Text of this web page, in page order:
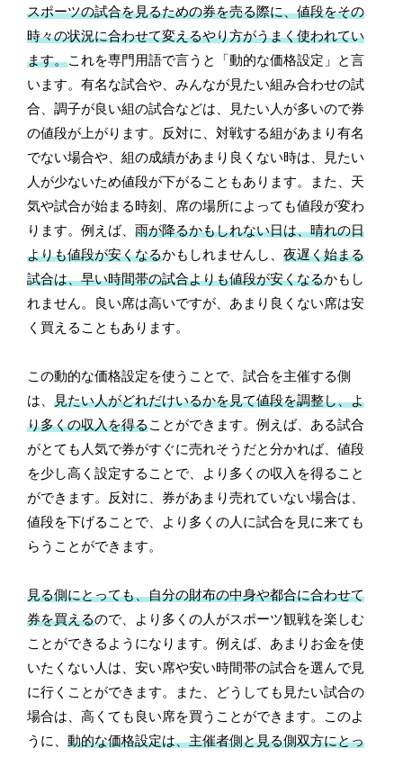
スポーツの試合を見るための券を売る際に、値段をその
時々の状況に合わせて変えるやり方がうまく使われてい
ます。これを専門用語で言うと「動的な価格設定」と言
います。有名な試合や、みんなが見たい組み合わせの試
合、調子が良い組の試合などは、見たい人が多いので券
の値段が上がります。反対に、対戦する組があまり有名
でない場合や、組の成績があまり良くない時は、見たい
人が少ないため値段が下がることもあります。また、天
気や試合が始まる時刻、席の場所によっても値段が変わ
ります。例えば、雨が降るかもしれない日は、晴れの日
よりも値段が安くなるかもしれませんし、夜遅く始まる
試合は、早い時間帯の試合よりも値段が安くなるかもし
れません。良い席は高いですが、あまり良くない席は安
く買えることもあります。
この動的な価格設定を使うことで、試合を主催する側
は、見たい人がどれだけいるかを見て値段を調整し、よ
り多くの収入を得ることができます。例えば、ある試合
がとても人気で券がすぐに売れそうだと分かれば、値段
を少し高く設定することで、より多くの収入を得ること
ができます。反対に、券があまり売れていない場合は、
値段を下げることで、より多くの人に試合を見に来ても
らうことができます。
見る側にとっても、自分の財布の中身や都合に合わせて
券を買えるので、より多くの人がスポーツ観戦を楽しむ
ことができるようになります。例えば、あまりお金を使
いたくない人は、安い席や安い時間帯の試合を選んで見
に行くことができます。また、どうしても見たい試合の
場合は、高くても良い席を買うことができます。このよ
うに、動的な価格設定は、主催者側と見る側双方にとっ